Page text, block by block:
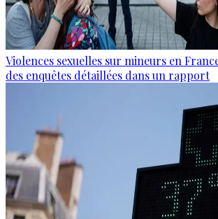
Violences sexuelles sur mineurs en
des enquêtes détaillées dans un rapport